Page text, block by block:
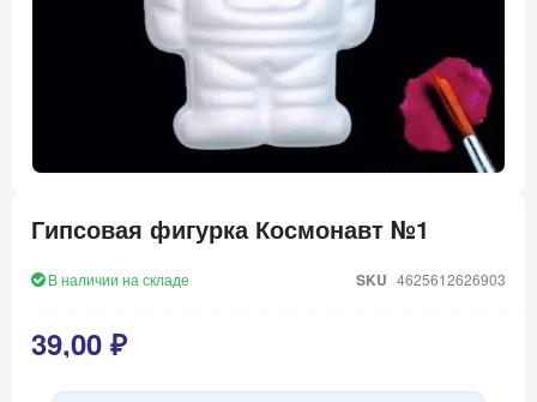
началу
галереи
Гипсовая фигурка Космонавт №1
В наличии на складе SKU 4625612626903
39,00 ₽